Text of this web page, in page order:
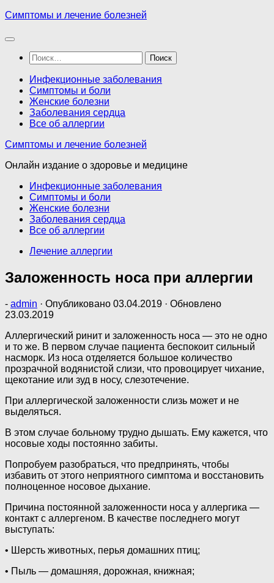
Перейти
содержимому
Симптомы и лечение болезней
Найти:
Инфекционные заболевания
Симптомы и боли
Женские болезни
Заболевания сердца
Все об аллергии
Симптомы и лечение болезней
Онлайн издание о здоровье и медицине
Инфекционные заболевания
Симптомы и боли
Женские болезни
Заболевания сердца
Все об аллергии
Лечение аллергии
Заложенность носа при аллергии
- admin · Опубликовано 03.04.2019 · Обновлено
23.03.2019
Аллергический ринит и заложенность носа — это не одно
и то же. В первом случае пациента беспокоит сильный
насморк. Из носа отделяется большое количество
прозрачной водянистой слизи, что провоцирует чихание,
щекотание или зуд в носу, слезотечение.
При аллергической заложенности слизь может и не
выделяться.
В этом случае больному трудно дышать. Ему кажется, что
носовые ходы постоянно забиты.
Попробуем разобраться, что предпринять, чтобы
избавить от этого неприятного симптома и восстановить
полноценное носовое дыхание.
Причина постоянной заложенности носа у аллергика —
контакт с аллергеном. В качестве последнего могут
выступать:
• Шерсть животных, перья домашних птиц;
• Пыль — домашняя, дорожная, книжная;